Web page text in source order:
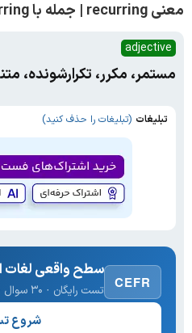
معنی recurring | جمله با recurring
adjective
مستمر، مکرر، تکرارشونده،
تبلیغات (تبلیغات را حذف کنید)
CEFR
سطح واقعی لغات
تست رایگان · ۳۰ سوال · نتیجه فوری
شروع